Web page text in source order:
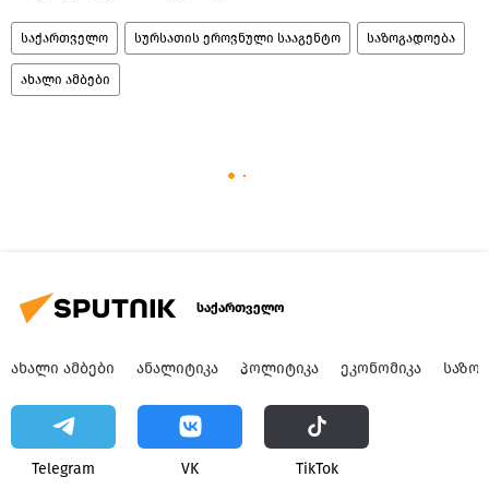
საქართველო სურსათის ეროვნული სააგენტო საზოგადოება
ახალი ამბები
საქართველო
ᲐᲮᲐᲚᲘ ᲐᲛᲑᲔᲑᲘ ᲐᲜᲐᲚᲘᲢᲘᲙᲐ ᲞᲝᲚᲘᲢᲘᲙᲐ ᲔᲙᲝᲜᲝᲛᲘᲙᲐ
Telegram VK ТikТоk